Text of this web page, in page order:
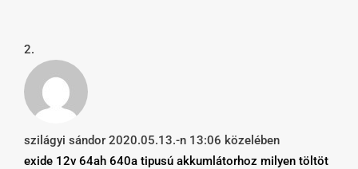
szilágyi sándor 2020.05.13.-n 13:06 közelében
exide 12v 64ah 640a tipusú akkumlátorhoz milyen töltöt